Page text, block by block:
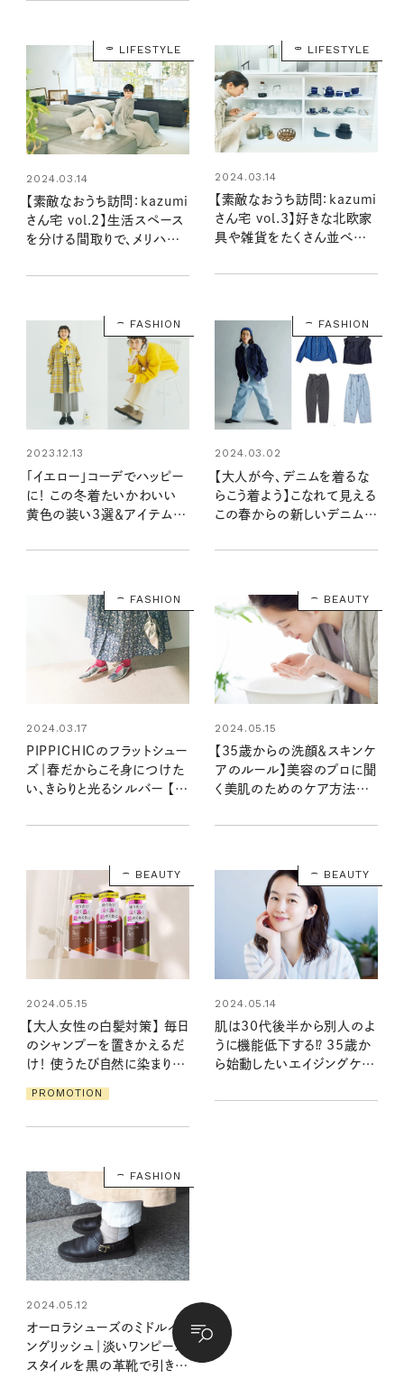
LIFESTYLE
2024.03.14
【素敵なおうち訪問：kazumi
さん宅 vol.2】生活スペース
を分ける間取りで、メリハリ
LIFESTYLE
2024.03.14
【素敵なおうち訪問：kazumi
さん宅 vol.3】好きな北欧家
具や雑貨をたくさん並べた、
納」
FASHION
2023.12.13
「イエロー」コーデでハッピー
に！ この冬着たいかわいい
黄色の装い3選＆アイテムリ
FASHION
2024.03.02
【大人が今、デニムを着るな
らこう着よう】こなれて見える
この春からの新しいデニムス
FASHION
2024.03.17
PIPPICHICのフラットシュー
ズ｜春だからこそ身につけた
い、きらりと光るシルバー 【大
BEAUTY
2024.05.15
【35歳からの洗顔＆スキンケ
アのルール】美容のプロに聞
く美肌のためのケア方法と
BEAUTY
2024.05.15
【大人女性の白髪対策】 毎日
のシャンプーを置きかえるだ
け！ 使うたび自然に染まりツ
PROMOTION
BEAUTY
2024.05.14
肌は30代後半から別人のよ
うに機能低下する⁉ 35歳か
ら始動したいエイジングケア
スメ5選
FASHION
2024.05.12
オーロラシューズのミドルイ
ングリッシュ｜淡いワンピース
スタイルを黒の革靴で引き締